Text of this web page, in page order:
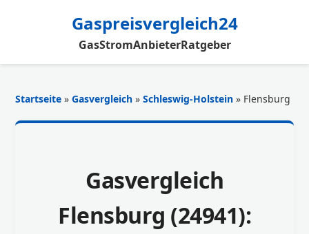
Gaspreisvergleich24
GasStromAnbieterRatgeber
Startseite »Gasvergleich »Schleswig-Holstein » Flensburg
Gasvergleich
Flensburg (24941):